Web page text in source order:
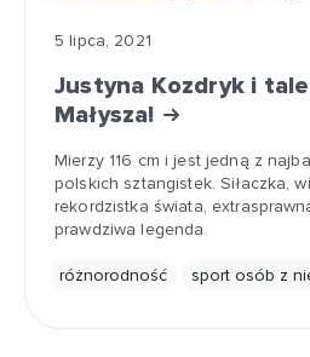
5 lipca, 2021
Justyna Kozdryk i
Małysza!
Mierzy 116 cm i jest jedną z
polskich sztangistek. Siłaczka,
rekordzistka świata,
prawdziwa legenda.
różnorodność sport osób z